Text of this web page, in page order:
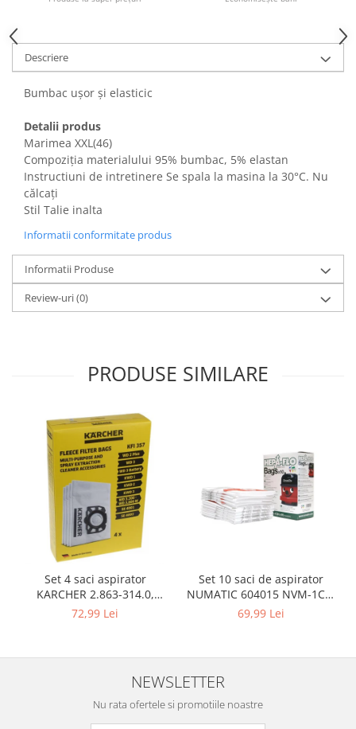
Ingrijire Locuinta
Purificatoare de aer
Fashion
Bijuterii
Ceasuri barbatesti
Ceasuri dama
Cutii, curele si accesorii ceasuri
Genti si accesorii barbati
Genti si accesorii femei
Imbracaminte femei
Imbracaminte si Incaltaminte copii
Incaltaminte barbati
Incaltaminte femei
Gaming, Carti & Birotica
Console, Jocuri & Accesorii
Ingrijire personala & Cosmetice
Accesorii aparate de ras electrice
Accesorii aparate hair styling
Aparate & Accesorii ingrijire
personala
Aparate cosmetice
Articole Sanatate si Wellness
Consumabile sanitare
Cosmetice si produse ingrijire
Jucarii, Copii & Bebe
Igiena si ingrijire
Descriere
Bumbac ușor și elasticic
Detalii produs
Marimea XXL(46)
Compoziția materialului 95% bumbac, 5% elastan
Instructiuni de intretinere Se spala la masina la 30°C. Nu
călcați
Stil Talie inalta
Informatii conformitate produs
Informatii Produse
Review-uri(0)
PRODUSE SIMILARE
Set 4 saci aspirator
KARCHER 2.863-314.0,
compatibil cu WD, KWD, SE
72,99 Lei
Set 10 saci de aspirator
NUMATIC 604015 NVM-1CH,
9L
69,99 Lei
NEWSLETTER
Nu rata ofertele si promotiile noastre